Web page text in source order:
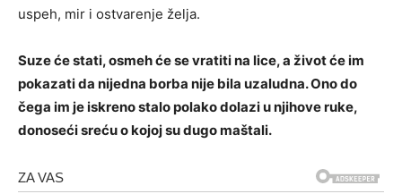
uspeh, mir i ostvarenje želja.
Suze će stati, osmeh će se vratiti na lice, a život će im
pokazati da nijedna borba nije bila uzaludna. Ono do
čega im je iskreno stalo polako dolazi u njihove ruke,
donoseći sreću o kojoj su dugo maštali.